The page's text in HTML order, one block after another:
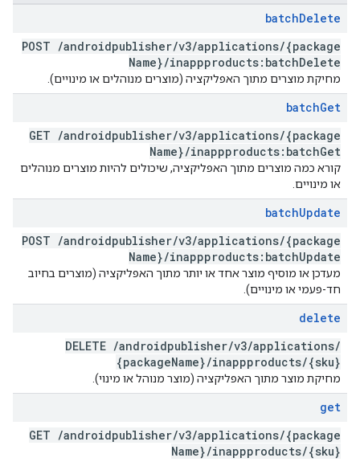
batchDelete
POST /androidpublisher/v3/applications/{package
Name}/inappproducts:batchDelete
מחיקת מוצרים מתוך האפליקציה (מוצרים מנוהלים או מינויים).
batchGet
GET /androidpublisher/v3/applications/{package
Name}/inappproducts:batchGet
קורא כמה מוצרים מתוך האפליקציה, שיכולים להיות מוצרים מנוהלים
או מינויים.
batchUpdate
POST /androidpublisher/v3/applications/{package
Name}/inappproducts:batchUpdate
מעדכן או מוסיף מוצר אחד או יותר מתוך האפליקציה (מוצרים בחיוב
חד-פעמי או מינויים).
delete
DELETE /androidpublisher/v3/applications/
{packageName}/inappproducts/{sku}
מחיקת מוצר מתוך האפליקציה (מוצר מנוהל או מינוי).
get
GET /androidpublisher/v3/applications/{package
Name}/inappproducts/{sku}